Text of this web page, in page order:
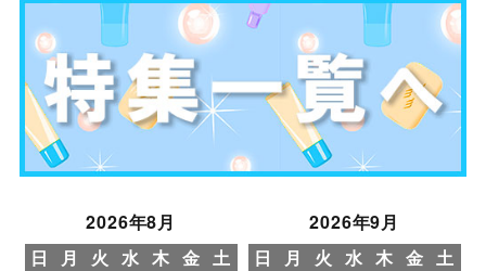
2026年8月
日
月 火 水 木 金 土
2026年9月
日
月 火 水 木 金 土